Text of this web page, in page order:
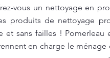
vous un nettoyage en
produits de nettoyage
et sans failles !
en charge le